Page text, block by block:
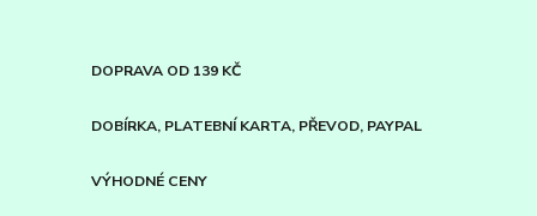
DOPRAVA OD 139 KČ
DOBÍRKA, PLATEBNÍ KARTA, PŘEVOD, PAYPAL
VÝHODNÉ CENY